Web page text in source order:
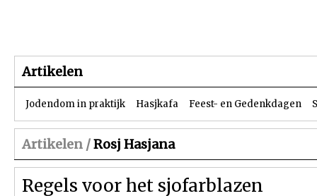
Artikelen
Jodendom in praktijk Hasjkafa Feest- en Gedenkdagen
Artikelen /Rosj Hasjana
Regels voor het sjofarblazen